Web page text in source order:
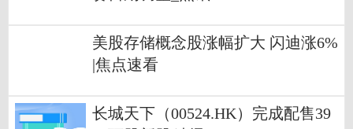
美股存储概念股涨幅扩大 闪迪涨6%
|焦点速看
长城天下（00524.HK）完成配售39